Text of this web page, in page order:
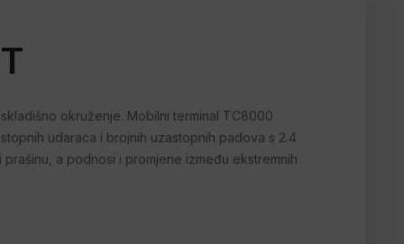
okruženje. Mobilni terminal TC8000
udaraca i brojnih uzastopnih padova s 2.4
a podnosi i promjene između ekstremnih